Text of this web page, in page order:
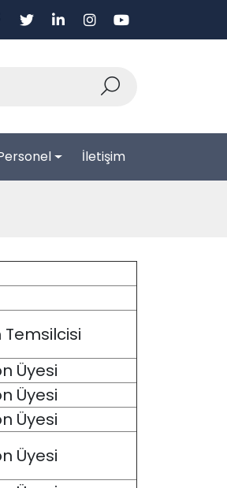
İletişim
Üyesi
Üyesi
Üyesi
Üyesi